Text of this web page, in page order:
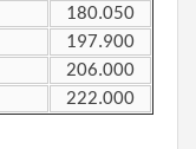
180.050
197.900
206.000
222.000